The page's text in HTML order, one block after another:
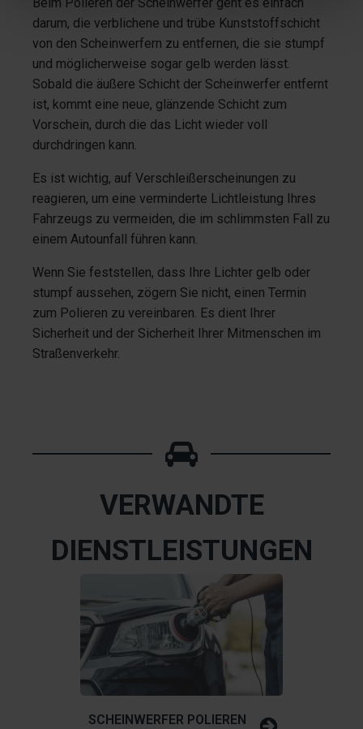
darum, die verblichene und trübe Kunststoffschicht
von den Scheinwerfern zu entfernen, die sie stumpf
und möglicherweise sogar gelb werden lässt.
Sobald die äußere Schicht der Scheinwerfer entfernt
ist, kommt eine neue, glänzende Schicht zum
Vorschein, durch die das Licht wieder voll
durchdringen kann.
Es ist wichtig, auf Verschleißerscheinungen zu
reagieren, um eine verminderte Lichtleistung Ihres
Fahrzeugs zu vermeiden, die im schlimmsten Fall zu
einem Autounfall führen kann.
Wenn Sie feststellen, dass Ihre Lichter gelb oder
stumpf aussehen, zögern Sie nicht, einen Termin
zum Polieren zu vereinbaren. Es dient Ihrer
Sicherheit und der Sicherheit Ihrer Mitmenschen im
Straßenverkehr.
VERWANDTE
DIENSTLEISTUNGEN
SCHEINWERFER POLIEREN